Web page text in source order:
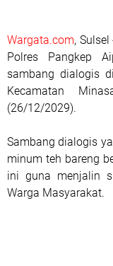
Wargata.com,
Polres Pangkep
sambang dialogis
Kecamatan
(26/12/2029).
Sambang dialogis
minum teh bareng
ini guna menjalin
Warga Masyarakat.